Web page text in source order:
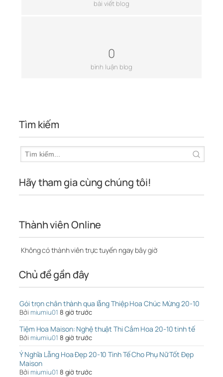
bài viết blog
0
bình luận blog
Tìm kiếm
Hãy tham gia cùng chúng tôi!
Thành viên Online
Không có thành viên trực tuyến ngay bây giờ
Chủ đề gần đây
Gói trọn chân thành qua lẵng Thiệp Hoa Chúc Mừng 20-10
Bởi miumiu01 8 giờ trước
Tiệm Hoa Maison: Nghệ thuật Thi Cắm Hoa 20-10 tinh tế
Bởi miumiu01 8 giờ trước
Ý Nghĩa Lẵng Hoa Đẹp 20-10 Tinh Tế Cho Phụ Nữ Tốt Đẹp
Maison
Bởi miumiu01 8 giờ trước